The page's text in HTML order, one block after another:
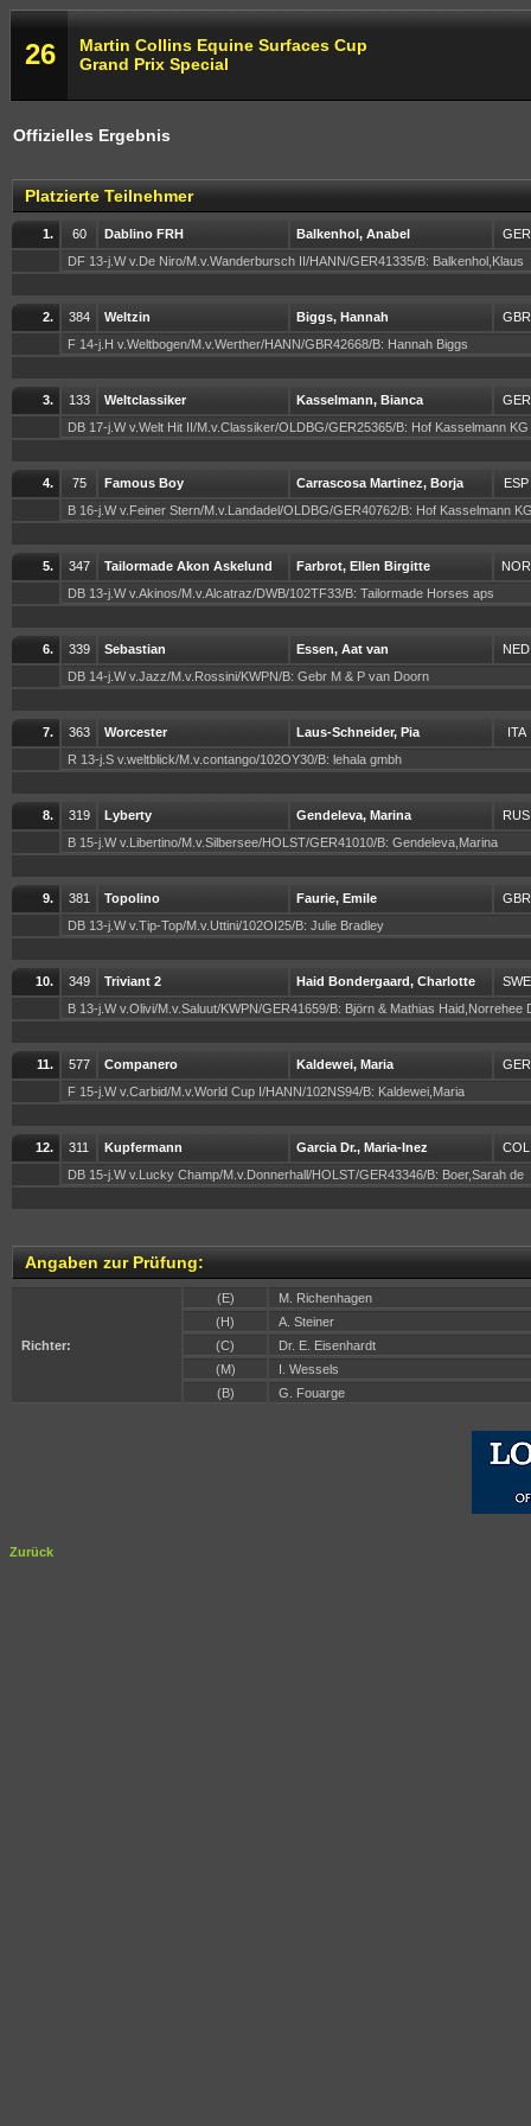
26
Martin Collins Equine Surfaces Cup
Grand Prix Special
Offizielles Ergebnis
Platzierte Teilnehmer
1. 60 Dablino FRH Balkenhol, Anabel
GER
DF 13-j.W v.De Niro/M.v.Wanderbursch II/HANN/GER41335/B: Balkenhol,Klaus
2. 384 Weltzin Biggs, Hannah
GBR
F 14-j.H v.Weltbogen/M.v.Werther/HANN/GBR42668/B: Hannah Biggs
3. 133 Weltclassiker Kasselmann, Bianca
GER
DB 17-j.W v.Welt Hit II/M.v.Classiker/OLDBG/GER25365/B: Hof Kasselmann KG
4. 75 Famous Boy Carrascosa Martinez, Borja
ESP
B 16-j.W v.Feiner Stern/M.v.Landadel/OLDBG/GER40762/B: Hof Kasselmann
5. 347 Tailormade Akon Askelund Farbrot, Ellen Birgitte
NOR
DB 13-j.W v.Akinos/M.v.Alcatraz/DWB/102TF33/B: Tailormade Horses aps
6. 339 Sebastian Essen, Aat van
NED
DB 14-j.W v.Jazz/M.v.Rossini/KWPN/B: Gebr M & P van Doorn
7. 363 Worcester Laus-Schneider, Pia
ITA
R 13-j.S v.weltblick/M.v.contango/102OY30/B: lehala gmbh
8. 319 Lyberty Gendeleva, Marina
RUS
B 15-j.W v.Libertino/M.v.Silbersee/HOLST/GER41010/B: Gendeleva,Marina
9. 381 Topolino Faurie, Emile
GBR
DB 13-j.W v.Tip-Top/M.v.Uttini/102OI25/B: Julie Bradley
10. 349 Triviant 2 Haid Bondergaard, Charlotte
SWE
B 13-j.W v.Olivi/M.v.Saluut/KWPN/GER41659/B: Björn & Mathias Haid,Norrehee
11. 577 Companero Kaldewei, Maria
GER
F 15-j.W v.Carbid/M.v.World Cup I/HANN/102NS94/B: Kaldewei,Maria
12. 311 Kupfermann Garcia Dr., Maria-Inez
COL
DB 15-j.W v.Lucky Champ/M.v.Donnerhall/HOLST/GER43346/B: Boer,Sarah de
Angaben zur Prüfung:
Richter:
(E)
M. Richenhagen
(H)
A. Steiner
(C)
Dr. E. Eisenhardt
(M)
I. Wessels
(B)
G. Fouarge
Zurück